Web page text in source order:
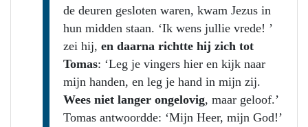
de deuren gesloten waren, kwam Jezus in
hun midden staan. ‘Ik wens jullie vrede! ’
zei hij, en daarna richtte hij zich tot
Tomas: ‘Leg je vingers hier en kijk naar
mijn handen, en leg je hand in mijn zij.
Wees niet langer ongelovig, maar geloof.’
Tomas antwoordde: ‘Mijn Heer, mijn God!’